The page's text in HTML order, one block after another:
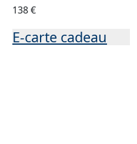
138 €
E-carte cadeau